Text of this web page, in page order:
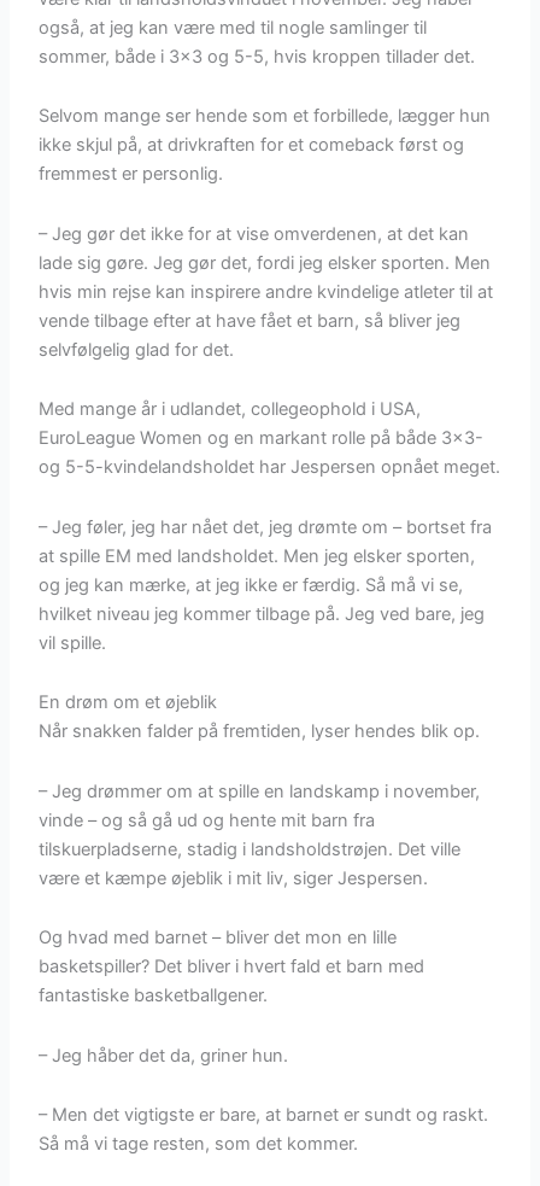
også, at jeg kan være med til nogle samlinger til
sommer, både i 3×3 og 5-5, hvis kroppen tillader det.
Selvom mange ser hende som et forbillede, lægger hun
ikke skjul på, at drivkraften for et comeback først og
fremmest er personlig.
– Jeg gør det ikke for at vise omverdenen, at det kan
lade sig gøre. Jeg gør det, fordi jeg elsker sporten. Men
hvis min rejse kan inspirere andre kvindelige atleter til at
vende tilbage efter at have fået et barn, så bliver jeg
selvfølgelig glad for det.
Med mange år i udlandet, collegeophold i USA,
EuroLeague Women og en markant rolle på både 3×3-
og 5-5-kvindelandsholdet har Jespersen opnået meget.
– Jeg føler, jeg har nået det, jeg drømte om – bortset fra
at spille EM med landsholdet. Men jeg elsker sporten,
og jeg kan mærke, at jeg ikke er færdig. Så må vi se,
hvilket niveau jeg kommer tilbage på. Jeg ved bare, jeg
vil spille.
En drøm om et øjeblik
Når snakken falder på fremtiden, lyser hendes blik op.
– Jeg drømmer om at spille en landskamp i november,
vinde – og så gå ud og hente mit barn fra
tilskuerpladserne, stadig i landsholdstrøjen. Det ville
være et kæmpe øjeblik i mit liv, siger Jespersen.
Og hvad med barnet – bliver det mon en lille
basketspiller? Det bliver i hvert fald et barn med
fantastiske basketballgener.
– Jeg håber det da, griner hun.
– Men det vigtigste er bare, at barnet er sundt og raskt.
Så må vi tage resten, som det kommer.